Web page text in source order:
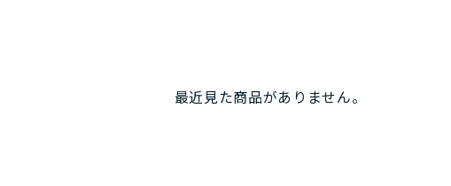
最近見た商品がありません。